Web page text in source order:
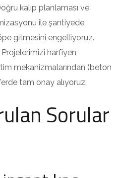
kalıp planlaması ve
ile şantiyede
gitmesini engelliyoruz.
Projelerimizi harfiyen
mekanizmalarından (beton
tam onay alıyoruz.
Sorular